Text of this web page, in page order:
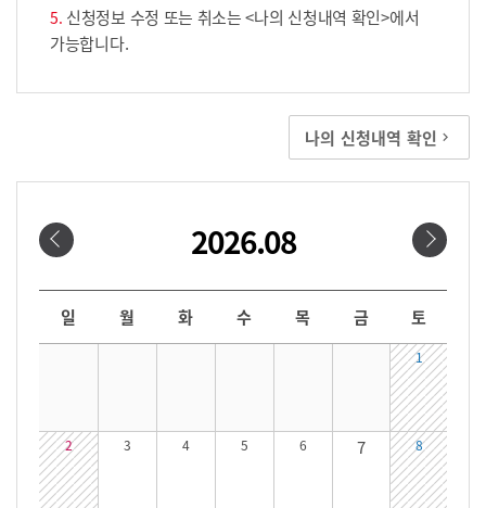
신청정보 수정 또는 취소는 <나의 신청내역 확인>에서
가능합니다.
나의 신청내역 확인
2026.08
날짜선택
일 월 화 수 목 금 토
1
2 3 4 5 6 7 8